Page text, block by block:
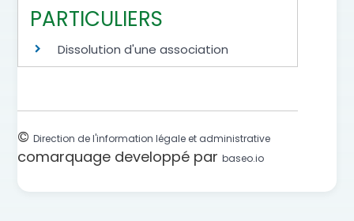
PARTICULIERS
Dissolution d'une association
©Direction de l'information légale et administrative
comarquage developpé parbaseo.io